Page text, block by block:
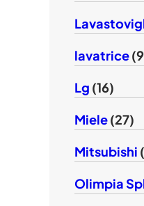
lavatrice
Lg (16)
Miele(27)
Mitsubishi
Olimpia